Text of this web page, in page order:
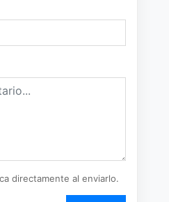
directamente al enviarlo.